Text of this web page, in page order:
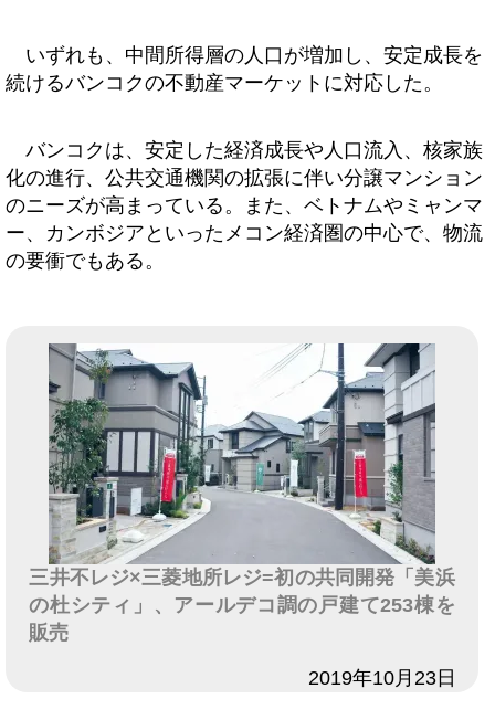
いずれも、中間所得層の人口が増加し、安定成長を
続けるバンコクの不動産マーケットに対応した。
バンコクは、安定した経済成長や人口流入、核家族
化の進行、公共交通機関の拡張に伴い分譲マンション
のニーズが高まっている。また、ベトナムやミャンマ
ー、カンボジアといったメコン経済圏の中心で、物流
の要衝でもある。
三井不レジ×三菱地所レジ=初の共同開発「美浜
の杜シティ」、アールデコ調の戸建て253棟を
販売
2019年10月23日